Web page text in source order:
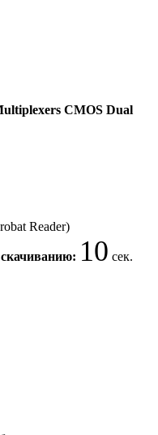
CMOS Dual
Reader)
10 сек.